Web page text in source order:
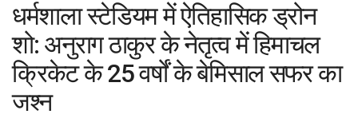
धर्मशाला स्टेडियम में ऐतिहासिक ड्रोन
शो: अनुराग ठाकुर के नेतृत्व में हिमाचल
क्रिकेट के 25 वर्षों के बेमिसाल सफर का
जश्न